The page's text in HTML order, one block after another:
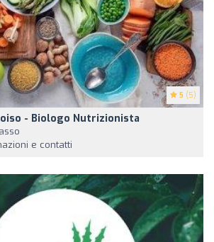
5 (5)
- Biologo Nutrizionista
e contatti